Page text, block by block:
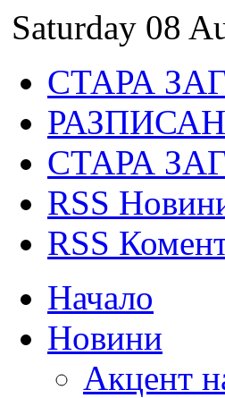
Saturday 08
СТАРА
СТАРА
RSS
RSS
Начало
Новини
Акцент